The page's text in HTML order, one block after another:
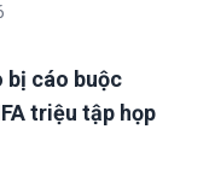
bị cáo buộc
triệu tập họp